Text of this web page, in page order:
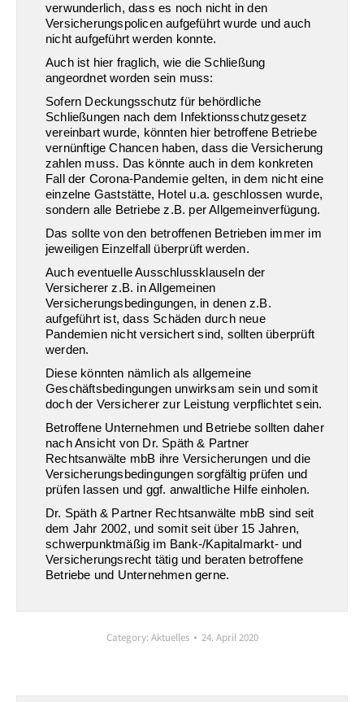
verwunderlich, dass es noch nicht in den
Versicherungspolicen aufgeführt wurde und auch
nicht aufgeführt werden konnte.
Auch ist hier fraglich, wie die Schließung
angeordnet worden sein muss:
Sofern Deckungsschutz für behördliche
Schließungen nach dem Infektionsschutzgesetz
vereinbart wurde, könnten hier betroffene Betriebe
vernünftige Chancen haben, dass die Versicherung
zahlen muss. Das könnte auch in dem konkreten
Fall der Corona-Pandemie gelten, in dem nicht eine
einzelne Gaststätte, Hotel u.a. geschlossen wurde,
sondern alle Betriebe z.B. per Allgemeinverfügung.
Das sollte von den betroffenen Betrieben immer im
jeweiligen Einzelfall überprüft werden.
Auch eventuelle Ausschlussklauseln der
Versicherer z.B. in Allgemeinen
Versicherungsbedingungen, in denen z.B.
aufgeführt ist, dass Schäden durch neue
Pandemien nicht versichert sind, sollten überprüft
werden.
Diese könnten nämlich als allgemeine
Geschäftsbedingungen unwirksam sein und somit
doch der Versicherer zur Leistung verpflichtet sein.
Betroffene Unternehmen und Betriebe sollten daher
nach Ansicht von Dr. Späth & Partner
Rechtsanwälte mbB ihre Versicherungen und die
Versicherungsbedingungen sorgfältig prüfen und
prüfen lassen und ggf. anwaltliche Hilfe einholen.
Dr. Späth & Partner Rechtsanwälte mbB sind seit
dem Jahr 2002, und somit seit über 15 Jahren,
schwerpunktmäßig im Bank-/Kapitalmarkt- und
Versicherungsrecht tätig und beraten betroffene
Betriebe und Unternehmen gerne.
Category:Aktuelles 24. April 2020